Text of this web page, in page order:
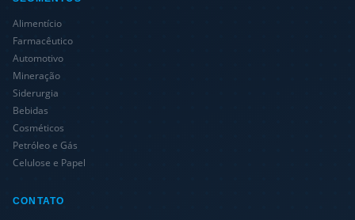
Alimentício
Farmacêutico
Automotivo
Mineração
Siderurgia
Bebidas
Cosméticos
Petróleo e Gás
Celulose e Papel
CONTATO